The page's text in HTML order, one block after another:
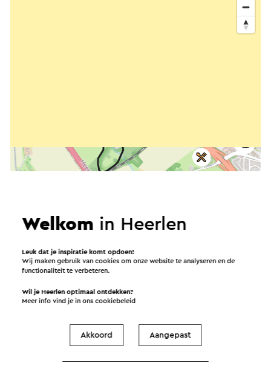
OpenStreetMap
Start de route
Filters tonen
Welkom in Heerlen
Leuk dat je inspiratie komt opdoen!
Wij maken gebruik van cookies om onze website te analyseren en de
functionaliteit te verbeteren.
Wil je Heerlen optimaal ontdekken?
Meer info vind je in onscookiebeleid
Akkoord Aangepast